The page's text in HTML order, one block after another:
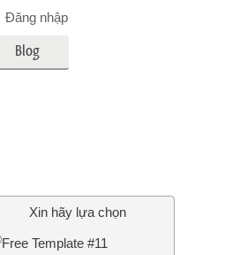
Blog
Đăng nhập
Xin hãy lựa chọn
Free Template #11